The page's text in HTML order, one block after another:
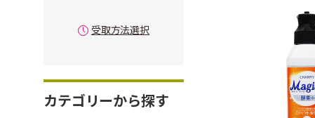
受取方法選択
カテゴリーから探す